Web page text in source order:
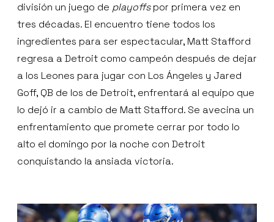
división un juego de playoffspor primera vez en
tres décadas. El encuentro tiene todos los
ingredientes para ser espectacular, Matt Stafford
regresa a Detroit como campeón después de dejar
a los Leones para jugar con Los Ángeles y Jared
Goff, QB de los de Detroit, enfrentará al equipo que
lo dejó ir a cambio de Matt Stafford. Se avecina un
enfrentamiento que promete cerrar por todo lo
alto el domingo por la noche con Detroit
conquistando la ansiada victoria.